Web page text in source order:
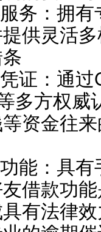
：拥有
供灵活
：通过
多方权
资金往
：具有
借款功
有法律